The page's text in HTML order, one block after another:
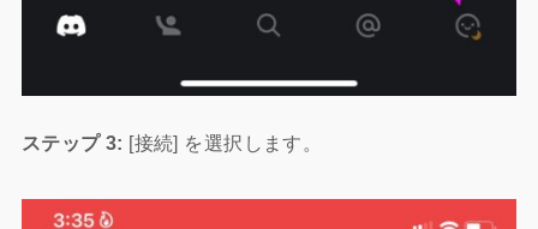
ステップ 3: [接続] を選択します。